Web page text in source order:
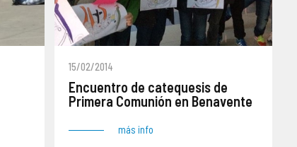
15/02/2014
Encuentro de catequesis de
Primera Comunión en Benavente
más info